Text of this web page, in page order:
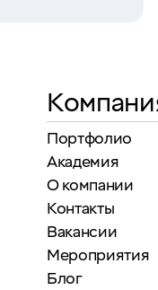
Портфолио
Академия
О компании
Контакты
Вакансии
Мероприятия
Блог